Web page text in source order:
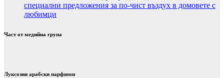
специални предложения за по-чист въздух в домовете с
любимци
Част от медийна група
Луксозни арабски парфюми